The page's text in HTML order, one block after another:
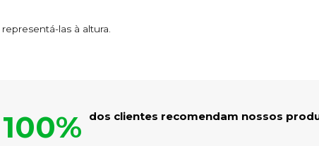
las à altura.
100% dos clientes recomendam nossos